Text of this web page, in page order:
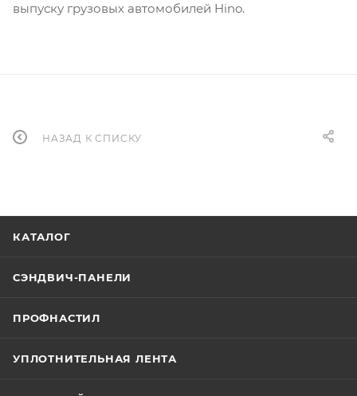
выпуску грузовых автомобилей Hino.
НАЗАД К СПИСКУ
КАТАЛОГ
СЭНДВИЧ-ПАНЕЛИ
ПРОФНАСТИЛ
УПЛОТНИТЕЛЬНАЯ ЛЕНТА